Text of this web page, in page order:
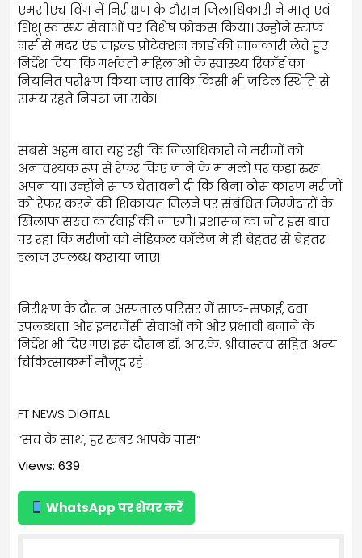
एमसीएच विंग में निरीक्षण के दौरान जिलाधिकारी ने मातृ एवं
शिशु स्वास्थ्य सेवाओं पर विशेष फोकस किया। उन्होंने स्टाफ
नर्स से मदर एंड चाइल्ड प्रोटेक्शन कार्ड की जानकारी लेते हुए
निर्देश दिया कि गर्भवती महिलाओं के स्वास्थ्य रिकॉर्ड का
नियमित परीक्षण किया जाए ताकि किसी भी जटिल स्थिति से
समय रहते निपटा जा सके।
सबसे अहम बात यह रही कि जिलाधिकारी ने मरीजों को
अनावश्यक रूप से रेफर किए जाने के मामलों पर कड़ा रुख
अपनाया। उन्होंने साफ चेतावनी दी कि बिना ठोस कारण मरीजों
को रेफर करने की शिकायत मिलने पर संबंधित जिम्मेदारों के
खिलाफ सख्त कार्रवाई की जाएगी। प्रशासन का जोर इस बात
पर रहा कि मरीजों को मेडिकल कॉलेज में ही बेहतर से बेहतर
इलाज उपलब्ध कराया जाए।
निरीक्षण के दौरान अस्पताल परिसर में साफ-सफाई, दवा
उपलब्धता और इमरजेंसी सेवाओं को और प्रभावी बनाने के
निर्देश भी दिए गए। इस दौरान डॉ. आर.के. श्रीवास्तव सहित अन्य
चिकित्साकर्मी मौजूद रहे।
FT NEWS DIGITAL
“सच के साथ, हर खबर आपके पास”
Views: 639
WhatsApp पर शेयर करें